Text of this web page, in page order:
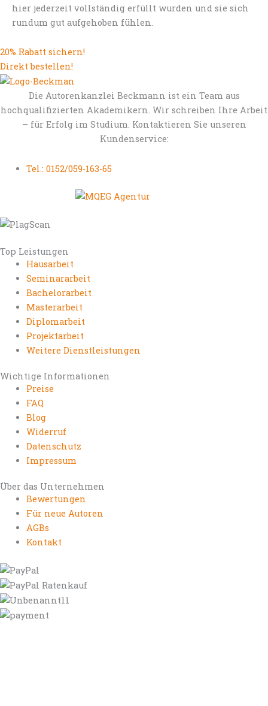
hier jederzeit vollständig erfüllt wurden und sie sich
rundum gut aufgehoben fühlen.
20% Rabatt sichern!
Direkt bestellen!
Die Autorenkanzlei Beckmann ist ein Team aus
hochqualifizierten Akademikern. Wir schreiben Ihre Arbeit
– für Erfolg im Studium. Kontaktieren Sie unseren
Kundenservice:
Tel.: 0152/059-163-65
Top Leistungen
Hausarbeit
Seminararbeit
Bachelorarbeit
Masterarbeit
Diplomarbeit
Projektarbeit
Weitere Dienstleistungen
Wichtige Informationen
Preise
FAQ
Blog
Widerruf
Datenschutz
Impressum
Über das Unternehmen
Bewertungen
Für neue Autoren
AGBs
Kontakt